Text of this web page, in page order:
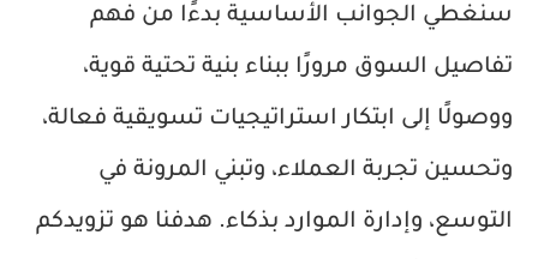
سنغطي الجوانب الأساسية بدءًا من فهم
تفاصيل السوق مرورًا ببناء بنية تحتية قوية،
ووصولًا إلى ابتكار استراتيجيات تسويقية فعالة،
وتحسين تجربة العملاء، وتبني المرونة في
التوسع، وإدارة الموارد بذكاء. هدفنا هو تزويدكم